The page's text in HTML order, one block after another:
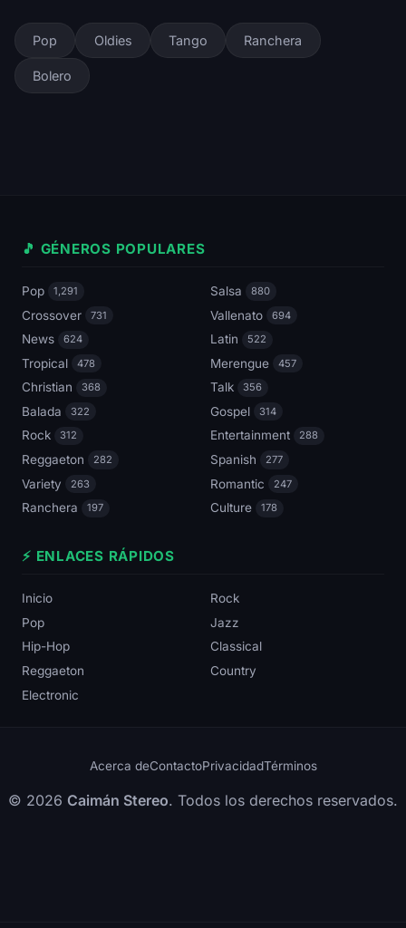
Pop Oldies Tango Ranchera
Bolero
🎵 GÉNEROS POPULARES
Pop 1,291 Salsa 880
Crossover 731 Vallenato 694
News 624 Latin 522
Tropical 478 Merengue 457
Christian 368 Talk 356
Balada 322 Gospel 314
Rock 312 Entertainment 288
Reggaeton 282 Spanish 277
Variety 263 Romantic 247
Ranchera 197 Culture 178
⚡ ENLACES RÁPIDOS
Inicio
Rock
Pop
Jazz
Hip-Hop
Classical
Reggaeton
Country
Electronic
Acerca deContactoPrivacidadTérminos
© 2026 Caimán Stereo. Todos los derechos reservados.